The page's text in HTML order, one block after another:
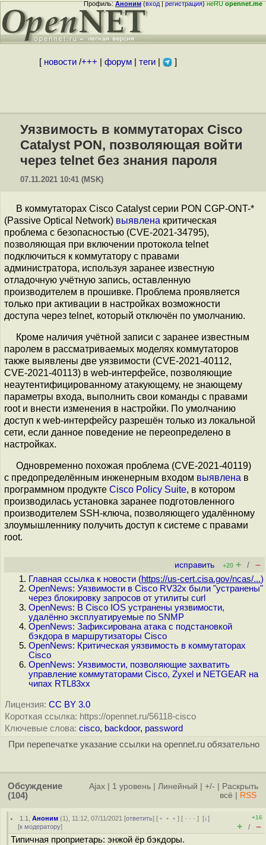
Профиль:Аноним(вход|регистрация)неRUopennet.me
[ новости/+++ форум| теги| ]
Уязвимость в коммутаторах Cisco
Catalyst PON, позволяющая войти
через telnet без знания пароля
07.11.2021 10:41 (MSK)
В коммутаторах Cisco Catalyst серии PON CGP-ONT-*
(Passive Optical Network) выявлена критическая
проблема с безопасностью (CVE-2021-34795),
позволяющая при включении протокола telnet
подключиться к коммутатору с правами
администратора, используя заранее известную
отладочную учётную запись, оставленную
производителем в прошивке. Проблема проявляется
только при активации в настройках возможности
доступа через telnet, который отключён по умолчанию.
Кроме наличия учётной записи с заранее известным
паролем в рассматриваемых моделях коммутаторов
также выявлены две уязвимости (CVE-2021-40112,
CVE-2021-40113) в web-интерфейсе, позволяющие
неаутентифицированному атакующему, не знающему
параметры входа, выполнить свои команды с правами
root и внести изменения в настройки. По умолчанию
доступ к web-интерфейсу разрешён только из локальной
сети, если данное поведение не переопределено в
настройках.
Одновременно похожая проблема (CVE-2021-40119)
с предопределённым инженерным входом выявлена в
программном продукте Cisco Policy Suite, в котором
производилась установка заранее подготовленного
производителем SSH-ключа, позволяющего удалённому
злоумышленнику получить доступ к системе с правами
root.
исправить +20 + / –
Главная ссылка к новости (https://us-cert.cisa.gov/ncas/...)
OpenNews: Уязвимости в Cisco RV32x были "устранены"
через блокировку запросов от утилиты curl
OpenNews: В Cisco IOS устранены уязвимости,
удалённо эксплуатируемые по SNMP
OpenNews: Зафиксирована атака с подстановкой
бэкдора в маршрутизаторы Cisco
OpenNews: Критическая уязвимость в коммутаторах
Cisco
OpenNews: Уязвимости, позволяющие захватить
управление коммутаторами Cisco, Zyxel и NETGEAR на
чипах RTL83xx
Лицензия: CC BY 3.0
Короткая ссылка: https://opennet.ru/56118-cisco
Ключевые слова: cisco, backdoor, password
При перепечатке указание ссылки на opennet.ru обязательно
Обсуждение
(104)
Ajax 1 уровень Линейный +/-
Раскрыть
всё
RSS
1.1 ,Аноним (1), 11:12, 07/11/2021 [ответить] [ ﹢﹢﹢] [ · · ·][↓]
[к модератору]
+16
+ / –
Типичная проприетарь: энжой ёр бэкдоры.